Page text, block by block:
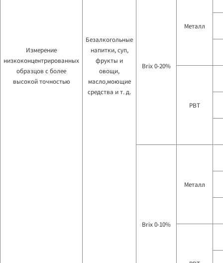
Измерение
низкоконцентрированных
образцов с более
высокой точностью
Безалкогольные
напитки, суп,
фрукты и
овощи,
масло,моющие
средства и т. д.
Brix 0-20%
Металл
PBT
Brix 0-10%
Металл